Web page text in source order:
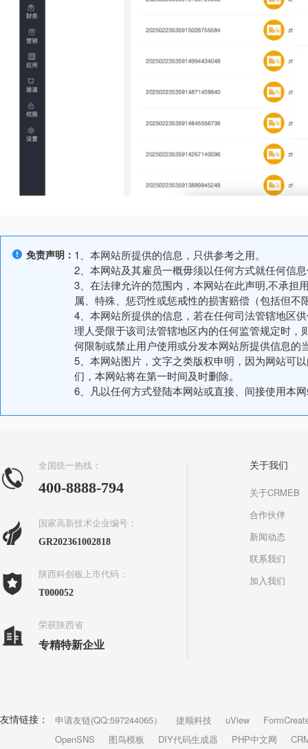
免责声明： 1、本网站所提供的信息，只供参考之用。
2、本网站及其雇员一概毋须以任何方式就任何信
3、在法律允许的范围内，本网站在此声明,不承担
属、特殊、惩罚性或惩戒性的损害赔偿（包括但
4、本网站所提供的信息，若在任何司法管辖地区
理人受限于该司法管辖地区内的任何监管规定时
何限制或禁止用户使用或分发本网站所提供信息的
5、本网站图片，文字之类版权申明，因为网站可
们，本网站将在第一时间及时删除。
6、凡以任何方式登陆本网站或直接、间接使用本
全国统一热线：
400-8888-794
国家高新技术企业编号：
GR202361002818
陕西科创板上市代码：
T000052
荣获陕西省
专精特新企业
关于我们
关于CRMEB
合作伙伴
新闻动态
联系我们
加入我们
友情链接： 申请友链(QQ:597244065） 捷顺科技 uView
OpenSNS
图鸟模板 DIY代码生成器 PHP中文网